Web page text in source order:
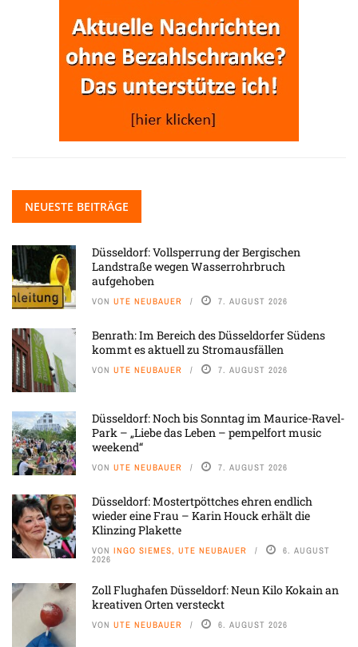
NEUESTE BEITRÄGE
Düsseldorf: Vollsperrung der Bergischen
Landstraße wegen Wasserrohrbruch
aufgehoben
VON UTE NEUBAUER 7. AUGUST 2026
Benrath: Im Bereich des Düsseldorfer Südens
kommt es aktuell zu Stromausfällen
VON UTE NEUBAUER 7. AUGUST 2026
Düsseldorf: Noch bis Sonntag im Maurice-Ravel-
Park – „Liebe das Leben – pempelfort music
weekend“
VON UTE NEUBAUER 7. AUGUST 2026
Düsseldorf: Mostertpöttches ehren endlich
wieder eine Frau – Karin Houck erhält die
Klinzing Plakette
VON INGO SIEMES, UTE NEUBAUER 6. AUGUST
2026
Zoll Flughafen Düsseldorf: Neun Kilo Kokain an
kreativen Orten versteckt
VON UTE NEUBAUER 6. AUGUST 2026